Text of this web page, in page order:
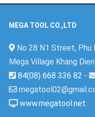
MEGA TOOL CO.,LTD
No 28 N1 Street, Phu
Mega Village Khang
84(08) 668 336 82 -
www.megatool.net